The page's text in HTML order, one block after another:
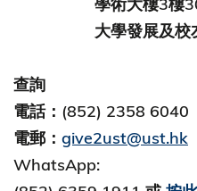
大學發展及校
查詢
電話：(852) 2358 6040
電郵： give2ust@ust.hk
WhatsApp: